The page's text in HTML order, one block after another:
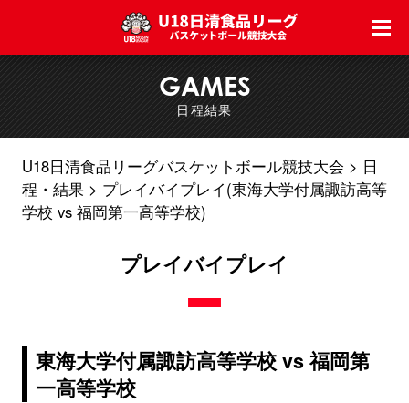
GAMES
日程結果
U18日清食品リーグバスケットボール競技大会
日
程・結果
プレイバイプレイ(東海大学付属諏訪高等
学校 vs 福岡第一高等学校)
プレイバイプレイ
東海大学付属諏訪高等学校 vs 福岡第
一高等学校